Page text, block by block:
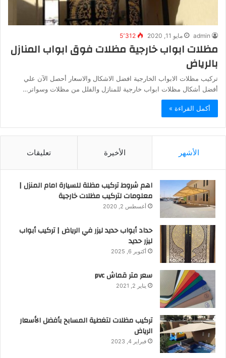
admin مايو 11, 2020 5٬312
مظلات ابواب خارجية مظلات فوق ابواب المنازل
بالرياض
تركيب مظلات الابواب الخارجية افضل الاشكال والاسعار أحصل الآن علي
أفضل أشكال مظلات ابواب خارجية للمنازل والفلل من مظلات وسواتر…
أكمل القراءة »
الأشهر الأخيرة تعليقات
اهم شروط تركيب مظلة للسيارة امام المنزل |
معلومات لتركيب مظلات خارجية
أغسطس 2, 2020
حداد أبواب حديد ليزر في الرياض | تركيب أبواب
ليزر حديد
أكتوبر 6, 2025
سعر متر قماش pvc
يناير 2, 2021
تركيب مظلات لتغطية المسابح بأفضل الأسعار
الرياض
فبراير 4, 2023